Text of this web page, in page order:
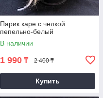
Парик каре с челкой
пепельно-белый
В наличии
1 990 ₸ 2 400 ₸
Купить